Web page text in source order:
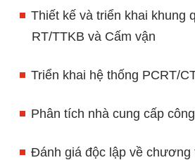
Thiết kế và triển khai khung
RT/TTKB và Cấm vận
Triển khai hệ thống PCRT/
Phân tích nhà cung cấp
Đánh giá độc lập về chương